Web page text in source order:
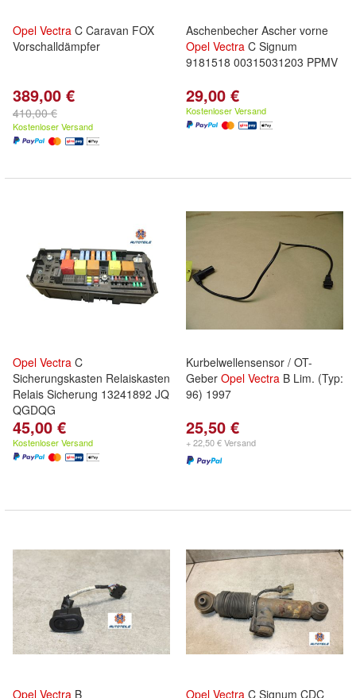
Opel Vectra C Caravan FOX
Vorschalldämpfer
389,00 €
410,00 €
Kostenloser Versand
Aschenbecher Ascher vorne
Opel Vectra C Signum
9181518 00315031203 PPMV
29,00 €
Kostenloser Versand
Opel Vectra C
Sicherungskasten Relaiskasten
Relais Sicherung 13241892 JQ
QGDQG
45,00 €
Kostenloser Versand
Kurbelwellensensor / OT-
Geber Opel Vectra B Lim. (Typ:
96) 1997
25,50 €
+ 22,50 € Versand
Opel Vectra B Opel Vectra C Signum CDC